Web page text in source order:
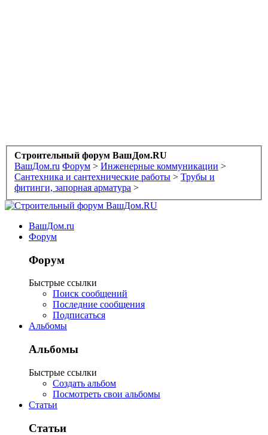
Строительный форум ВашДом.RU
ВашДом.ru Форум > Инженерные коммуникации >
Сантехника и сантехнические работы > Трубы и
фитинги, запорная арматура >
ВашДом.ru
Форум
Форум
Быстрые ссылки
Поиск сообщений
Последние сообщения
Подписаться
Альбомы
Альбомы
Быстрые ссылки
Создать альбом
Посмотреть свои альбомы
Статьи
Статьи